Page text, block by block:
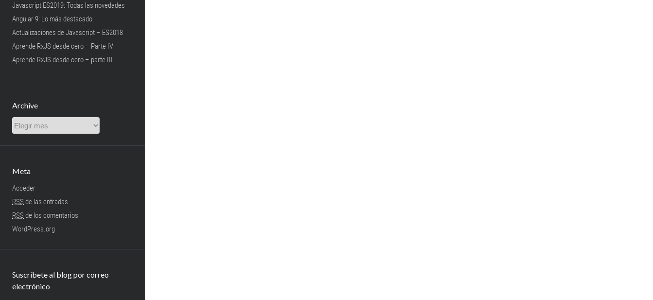
Javascript ES2019: Todas las novedades
Angular 9: Lo más destacado
Actualizaciones de Javascript – ES2018
Aprende RxJS desde cero – Parte IV
Aprende RxJS desde cero – parte III
Archive
Archive
Meta
Acceder
RSS de las entradas
RSS de los comentarios
WordPress.org
Suscríbete al blog por correo
electrónico